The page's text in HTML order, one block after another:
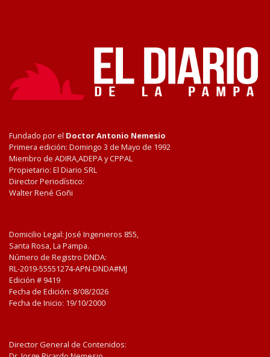
Fundado por el Doctor Antonio Nemesio
Primera edición: Domingo 3 de Mayo de 1992
Miembro de ADIRA,ADEPA y CPPAL
Propietario: El Diario SRL
Director Periodístico:
Walter René Goñi
Domicilio Legal: José Ingenieros 855,
Santa Rosa, La Pampa.
Número de Registro DNDA:
RL-2019-55551274-APN-DNDA#MJ
Edición # 9419
Fecha de Edición: 8/08/2026
Fecha de Inicio: 19/10/2000
Director General de Contenidos: